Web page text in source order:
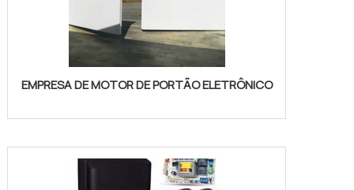
EMPRESA DE MOTOR DE PORTÃO ELETRÔNICO